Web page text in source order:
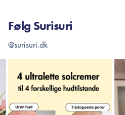
Følg Surisuri
@surisuri.dk